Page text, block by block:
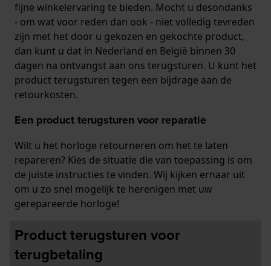
fijne winkelervaring te bieden. Mocht u desondanks
- om wat voor reden dan ook - niet volledig tevreden
zijn met het door u gekozen en gekochte product,
dan kunt u dat in Nederland en België binnen 30
dagen na ontvangst aan ons terugsturen. U kunt het
product terugsturen tegen een bijdrage aan de
retourkosten.
Een product terugsturen voor reparatie
Wilt u het horloge retourneren om het te laten
repareren? Kies de situatie die van toepassing is om
de juiste instructies te vinden. Wij kijken ernaar uit
om u zo snel mogelijk te herenigen met uw
gerepareerde horloge!
Product terugsturen voor
terugbetaling